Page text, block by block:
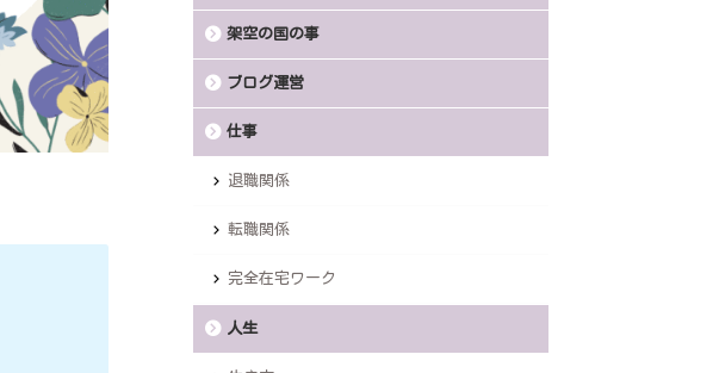
架空の国の事
ブログ運営
仕事
退職関係
転職関係
完全在宅ワーク
人生